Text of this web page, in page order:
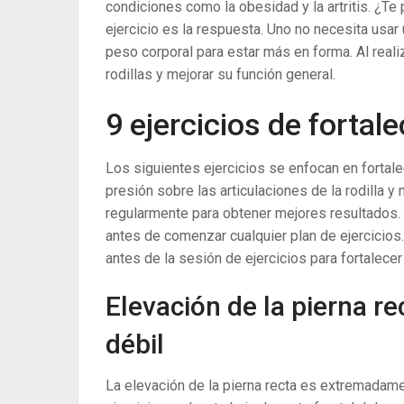
condiciones como la obesidad y la artritis.
ejercicio es la respuesta. Uno no necesita
peso corporal para estar más en forma. Al
rodillas y mejorar su función general.
9 ejercicios de
Los siguientes ejercicios se enfocan en
presión sobre las articulaciones de la rodilla y
regularmente para obtener mejores
antes de comenzar cualquier plan de
antes de la sesión de ejercicios para
Elevación de la pierna
débil
La elevación de la pierna recta es